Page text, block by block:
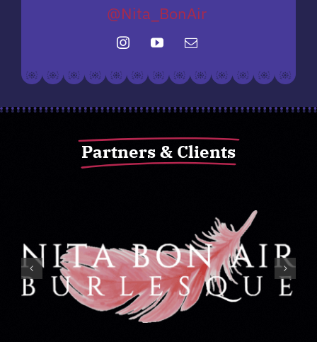
Partners & Clients